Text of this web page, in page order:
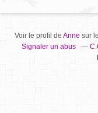
Voir le profil de Annesur
Signaler un abus